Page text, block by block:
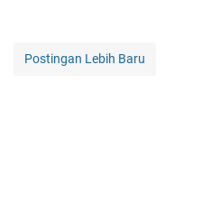
Postingan Lebih Baru